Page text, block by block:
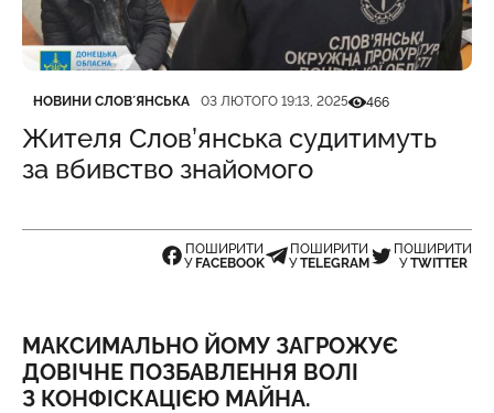
Категорія
НОВИНИ СЛОВʼЯНСЬКА
Дата публікації 03 ЛЮТОГО 19:13, 2025Кількість переглядів
466
Жителя Слов’янська судитимуть
за вбивство знайомого
ПОШИРИТИ
У FACEBOOK
ПОШИРИТИ
УTELEGRAM
ПОШИРИТИ
УTWITTER
МАКСИМАЛЬНО ЙОМУ ЗАГРОЖУЄ
ДОВІЧНЕ ПОЗБАВЛЕННЯ ВОЛІ
З КОНФІСКАЦІЄЮ МАЙНА.